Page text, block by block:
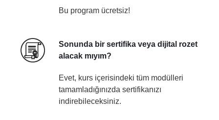
Bu program ücretsiz!
Sonunda bir sertifika veya dijital rozet
alacak mıyım?
Evet, kurs içerisindeki tüm modülleri
tamamladığınızda sertifikanızı
indirebileceksiniz.